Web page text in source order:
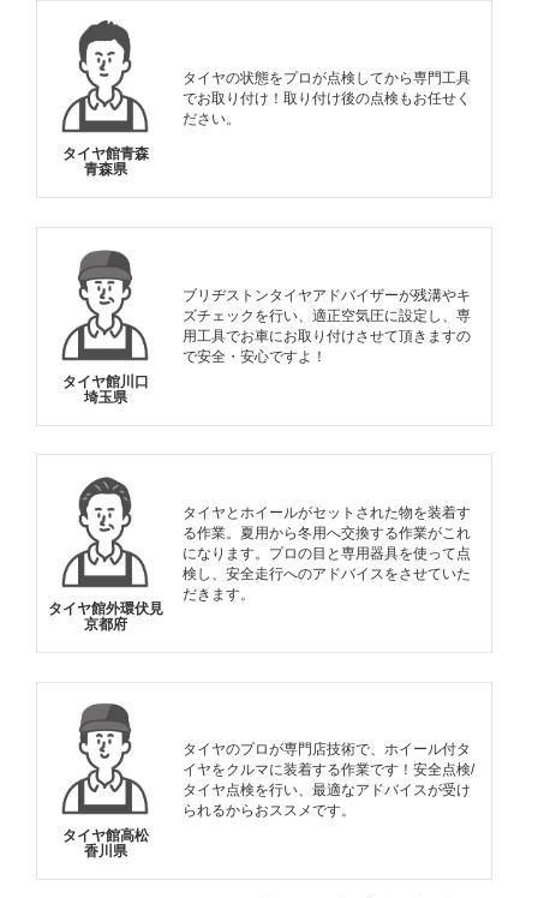
タイヤ館青森
青森県
タイヤの状態をプロが点検してから専門工具
でお取り付け！取り付け後の点検もお任せく
ださい。
タイヤ館川口
埼玉県
ブリヂストンタイヤアドバイザーが残溝やキ
ズチェックを行い、適正空気圧に設定し、専
用工具でお車にお取り付けさせて頂きますの
で安全・安心ですよ！
タイヤ館外環伏見
京都府
タイヤとホイールがセットされた物を装着す
る作業。夏用から冬用へ交換する作業がこれ
になります。プロの目と専用器具を使って点
検し、安全走行へのアドバイスをさせていた
だきます。
タイヤ館高松
香川県
タイヤのプロが専門店技術で、ホイール付タ
イヤをクルマに装着する作業です！安全点検/
タイヤ点検を行い、最適なアドバイスが受け
られるからおススメです。